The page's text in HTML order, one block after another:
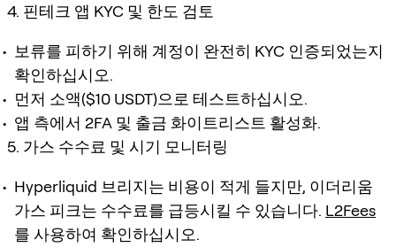
4. 핀테크 앱 KYC 및 한도 검토
보류를 피하기 위해 계정이 완전히 KYC 인증되었는지
확인하십시오.
먼저 소액($10 USDT)으로 테스트하십시오.
앱 측에서 2FA 및 출금 화이트리스트 활성화.
5. 가스 수수료 및 시기 모니터링
Hyperliquid 브리지는 비용이 적게 들지만, 이더리움
가스 피크는 수수료를 급등시킬 수 있습니다. L2Fees
를 사용하여 확인하십시오.